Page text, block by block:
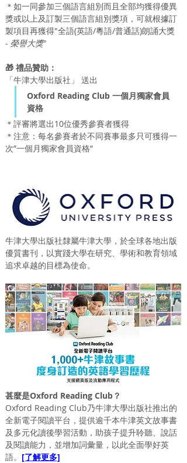
＊ 如一同參加三個語言組別而且全部均獲得優異
獎或以上及訂製三個語言組別獎項，可就根據訂
製項目再獲得"全語(英語/粵語/普通話)朗誦大獎
- 榮譽大獎"
🎁 禮品贊助：
「牛津大學出版社」 送出
Oxford Reading Club 一個月獨家會員
資格
＊評審將選出10位優秀參賽者獲得
＊注意：每名參賽者於不同賽事最多只可獲得一
次”一個月獨家會員資格”
牛津大學出版社隸屬牛津大學，於全球各地出版
優質書刊，以實踐大學在研究、學術和教育領域
追求卓越的目標為使命。
甚麼是Oxford Reading Club？
Oxford Reading Club乃牛津大學出版社推出的
全新電子閱讀平台，提供逾千本牛津英文故事書
及多元化讀後學習活動，助孩子提升聆聽、說話
及閱讀能力，並增加詞彙量，以此全面學好英
語。 [了解更多]